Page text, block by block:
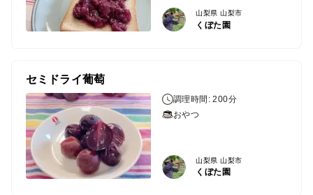
山梨県 山梨市
くぼた園
セミドライ葡萄
調理時間: 200分
おやつ
山梨県 山梨市
くぼた園